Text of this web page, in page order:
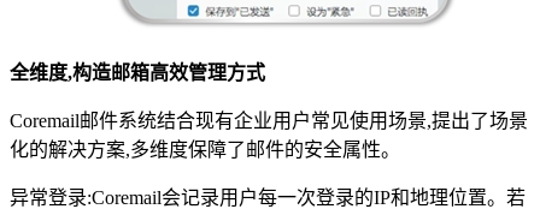
全维度,构造邮箱高效管理方式
Coremail邮件系统结合现有企业用户常见使用场景,提出了场景
化的解决方案,多维度保障了邮件的安全属性。
异常登录:Coremail会记录用户每一次登录的IP和地理位置。若